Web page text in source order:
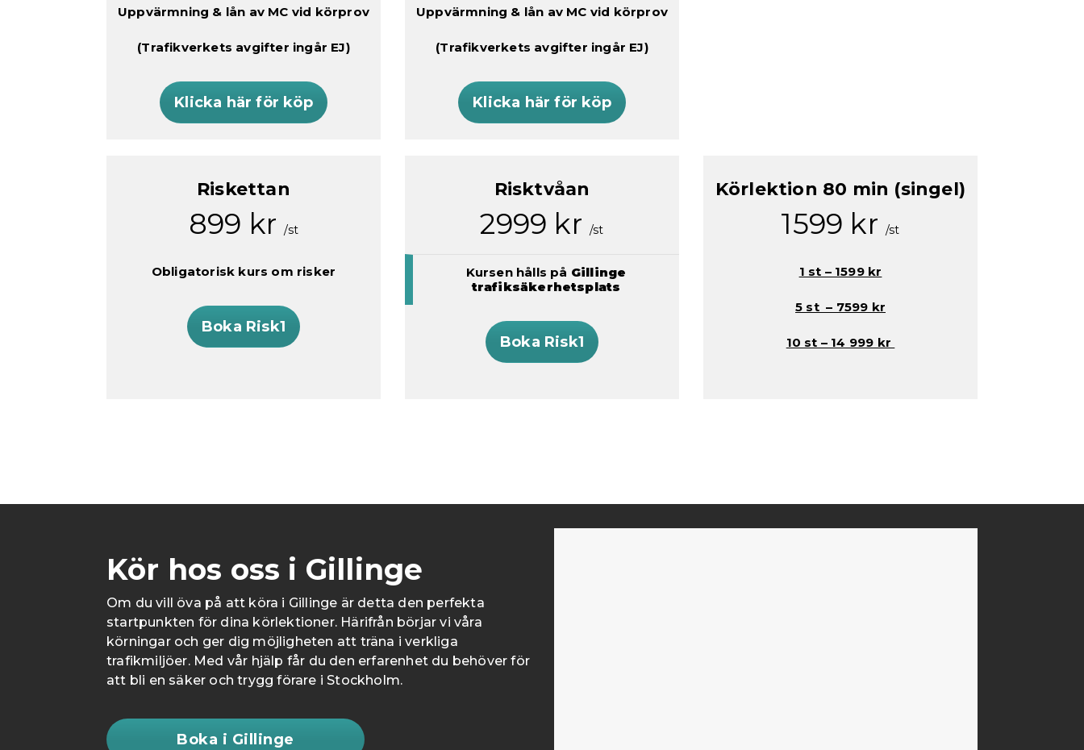
Uppvärmning & lån av MC vid körprov
(Trafikverkets avgifter ingår EJ)
Klicka här för köp
Uppvärmning & lån av MC vid körprov
(Trafikverkets avgifter ingår EJ)
Klicka här för köp
Riskettan
899 kr/st
Obligatorisk kurs om risker
Boka Risk1
Risktvåan
2999 kr /st
Kursen hålls på Gillinge
trafiksäkerhetsplats
Boka Risk1
Körlektion 80 min (singel)
1599 kr /st
1 st – 1599 kr
5 st – 7599 kr
10 st – 14 999 kr
Kör hos oss i Gillinge
Om du vill öva på att köra i Gillinge är detta den perfekta
startpunkten för dina körlektioner. Härifrån börjar vi våra
körningar och ger dig möjligheten att träna i verkliga
trafikmiljöer. Med vår hjälp får du den erfarenhet du behöver för
att bli en säker och trygg förare i Stockholm.
Boka i Gillinge